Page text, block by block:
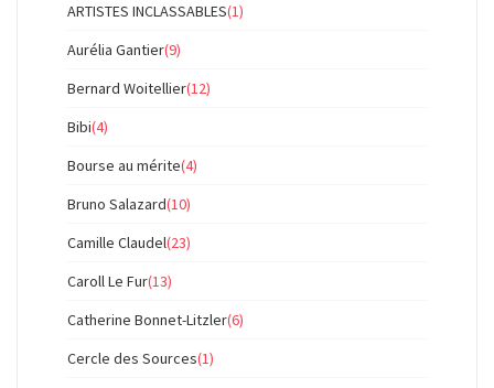
ARTISTES INCLASSABLES(1)
Aurélia Gantier(9)
Bernard Woitellier(12)
Bibi(4)
Bourse au mérite(4)
Bruno Salazard(10)
Camille Claudel(23)
Caroll Le Fur(13)
Catherine Bonnet-Litzler(6)
Cercle des Sources(1)